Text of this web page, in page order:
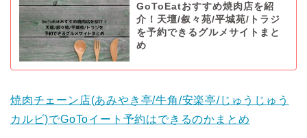
GoToEatおすすめ焼肉店を紹
介！天壇/叙々苑/平城苑/トラジ
を予約できるグルメサイトまと
め
焼肉チェーン店(あみやき亭/牛角/安楽亭/じゅうじゅう
カルビ)でGoToイート予約はできるのかまとめ